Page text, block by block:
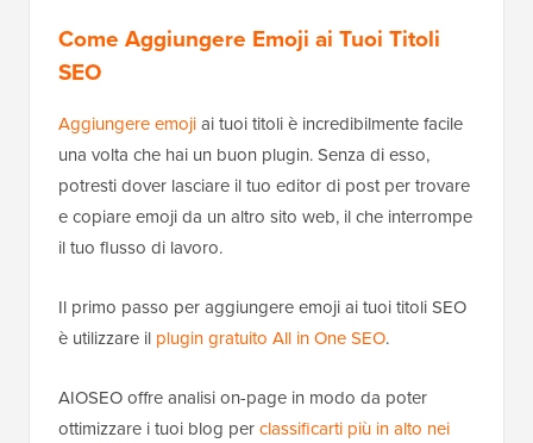
Come Aggiungere Emoji ai Tuoi Titoli
SEO
Aggiungere emojiai tuoi titoli è incredibilmente facile
una volta che hai un buon plugin. Senza di esso,
potresti dover lasciare il tuo editor di post per trovare
e copiare emoji da un altro sito web, il che interrompe
il tuo flusso di lavoro.
Il primo passo per aggiungere emoji ai tuoi titoli SEO
è utilizzare il plugin gratuito All in One SEO.
AIOSEO offre analisi on-page in modo da poter
ottimizzare i tuoi blog perclassificarti più in alto nei